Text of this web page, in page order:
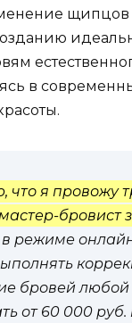
щипцов
в
я провожу
бровист
в режиме
бровей любой
от 60 000 руб.